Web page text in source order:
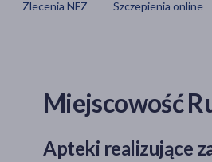
Zlecenia NFZ Szczepienia online
Miejscowość
Apteki realizujące